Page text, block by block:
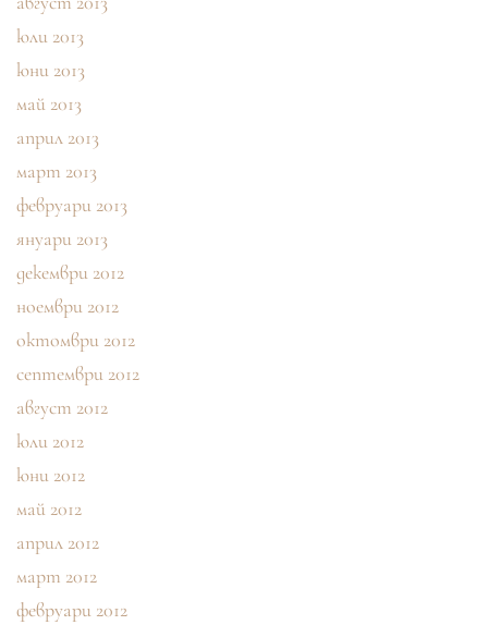
юли 2013
юни 2013
май 2013
април 2013
март 2013
февруари 2013
януари 2013
декември 2012
ноември 2012
октомври 2012
септември 2012
август 2012
юли 2012
юни 2012
май 2012
април 2012
март 2012
февруари 2012